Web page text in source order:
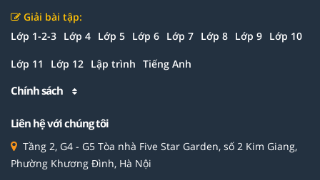
Giải bài tập:
Lớp 1-2-3 Lớp 4 Lớp 5 Lớp 6 Lớp 7 Lớp 8 Lớp 9 Lớp 10
Lớp 11 Lớp 12 Lập trình Tiếng Anh
Chính sách
Liên hệ với chúng tôi
Tầng 2, G4 - G5 Tòa nhà Five Star Garden, số 2 Kim Giang,
Phường Khương Đình, Hà Nội